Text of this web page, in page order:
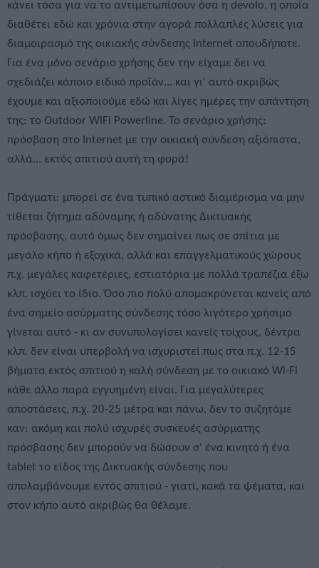
κάνει τόσα για να το αντιμετωπίσουν όσα η devolo, η οποία
διαθέτει εδώ και χρόνια στην αγορά πολλαπλές λύσεις για
διαμοιρασμό της οικιακής σύνδεσης Internet οπουδήποτε.
Για ένα μόνο σενάριο χρήσης δεν την είχαμε δει να
σχεδιάζει κάποιο ειδικό προϊόν... και γι' αυτό ακριβώς
έχουμε και αξιοποιούμε εδώ και λίγες ημέρες την απάντηση
της: το Outdoor WiFi Powerline. Το σενάριο χρήσης:
πρόσβαση στο Internet με την οικιακή σύνδεση αξιόπιστα,
αλλά... εκτός σπιτιού αυτή τη φορά!
Πράγματι: μπορεί σε ένα τυπικό αστικό διαμέρισμα να μην
τίθεται ζήτημα αδύναμης ή αδύνατης Δικτυακής
πρόσβασης, αυτό όμως δεν σημαίνει πως σε σπίτια με
μεγάλο κήπο ή εξοχικά, αλλά και επαγγελματικούς χώρους
π.χ. μεγάλες καφετέριες, εστιατόρια με πολλά τραπέζια έξω
κλπ. ισχύει το ίδιο. Όσο πιο πολύ απομακρύνεται κανείς από
ένα σημείο ασύρματης σύνδεσης τόσο λιγότερο χρήσιμο
γίνεται αυτό - κι αν συνυπολογίσει κανείς τοίχους, δέντρα
κλπ. δεν είναι υπερβολή να ισχυριστεί πως στα π.χ. 12-15
βήματα εκτός σπιτιού η καλή σύνδεση με το οικιακό Wi-Fi
κάθε άλλο παρά εγγυημένη είναι. Για μεγαλύτερες
αποστάσεις, π.χ. 20-25 μέτρα και πάνω, δεν το συζητάμε
καν: ακόμη και πολύ ισχυρές συσκευές ασύρματης
πρόσβασης δεν μπορούν να δώσουν σ' ένα κινητό ή ένα
tablet το είδος της Δικτυακής σύνδεσης που
απολαμβάνουμε εντός σπιτιού - γιατί, κακά τα ψέματα, και
στον κήπο αυτό ακριβώς θα θέλαμε.